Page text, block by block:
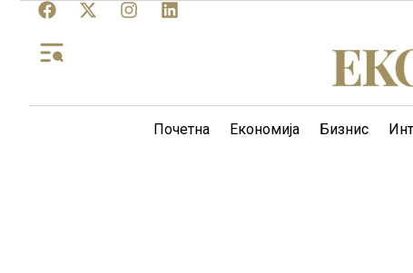
Почетна Економија Бизнис